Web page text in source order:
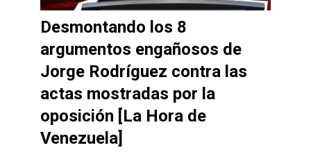
Desmontando los 8
argumentos engañosos de
Jorge Rodríguez contra las
actas mostradas por la
oposición [La Hora de
Venezuela]